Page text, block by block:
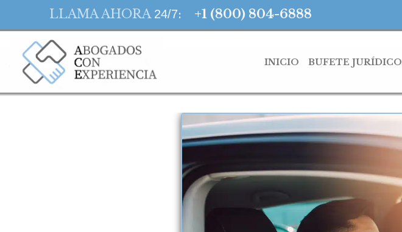
LLAMA AHORA 24/7: +1 (800) 804-6888
INICIO BUFETE JURÍDICO